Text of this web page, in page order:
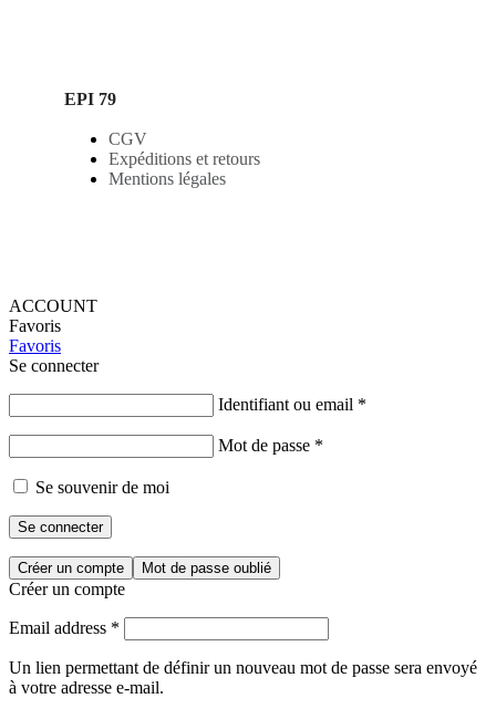
EPI 79
CGV
Expéditions et retours
Mentions légales
ACCOUNT
Favoris
Favoris
Se connecter
Identifiant ou email *
Mot de passe *
Se souvenir de moi
Se connecter
Créer un compte Mot de passe oublié
Créer un compte
Email address *
Un lien permettant de définir un nouveau mot de passe sera envoyé
à votre adresse e-mail.